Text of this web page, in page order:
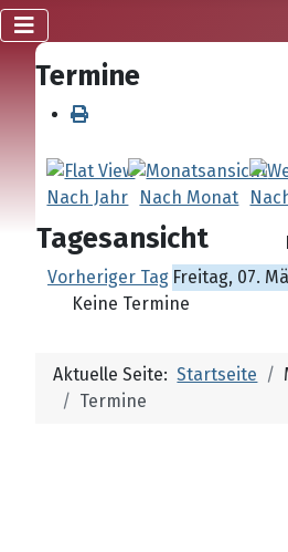
Termine
Nach Jahr Nach Monat
Tagesansicht
Vorheriger Tag Freitag, 07.
Keine Termine
Aktuelle Seite:Startseite
Termine